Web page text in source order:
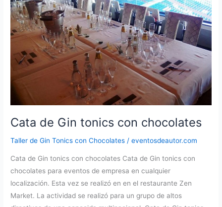
chocolates
Cata de Gin tonics con chocolates
Taller de Gin Tonics con Chocolates /eventosdeautor.com
Cata de Gin tonics con chocolates Cata de Gin tonics con
chocolates para eventos de empresa en cualquier
localización. Esta vez se realizó en en el restaurante Zen
Market. La actividad se realizó para un grupo de altos